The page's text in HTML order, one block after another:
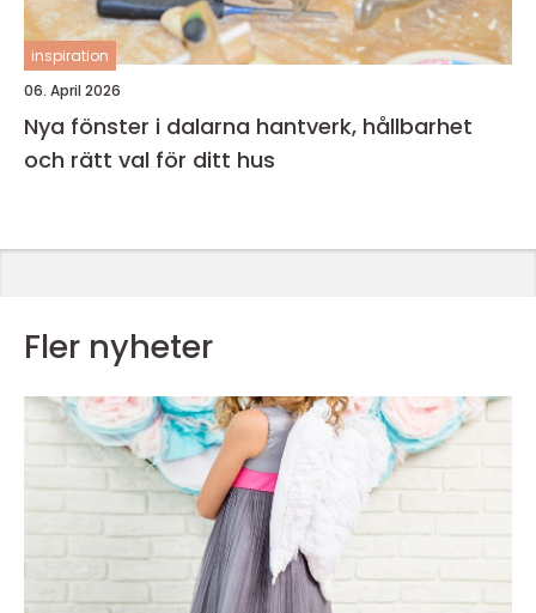
inspiration
06. April 2026
Nya fönster i dalarna hantverk, hållbarhet
och rätt val för ditt hus
Fler nyheter